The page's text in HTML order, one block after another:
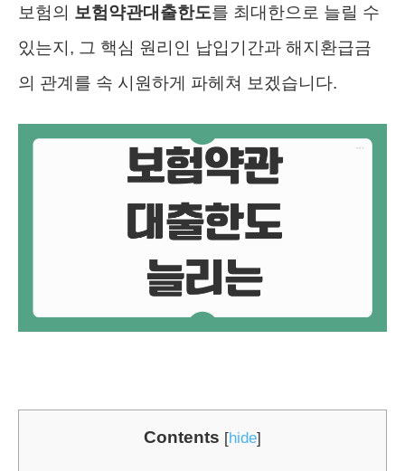
보험의 보험약관대출한도를 최대한으로 늘릴 수
있는지, 그 핵심 원리인 납입기간과 해지환급금
의 관계를 속 시원하게 파헤쳐 보겠습니다.
Contents [hide]